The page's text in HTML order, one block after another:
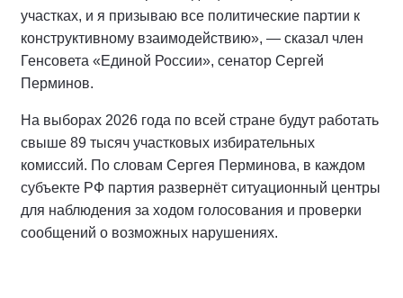
участках, и я призываю все политические партии к
конструктивному взаимодействию», — сказал член
Генсовета «Единой России», сенатор Сергей
Перминов.
На выборах 2026 года по всей стране будут работать
свыше 89 тысяч участковых избирательных
комиссий. По словам Сергея Перминова, в каждом
субъекте РФ партия развернёт ситуационный центры
для наблюдения за ходом голосования и проверки
сообщений о возможных нарушениях.